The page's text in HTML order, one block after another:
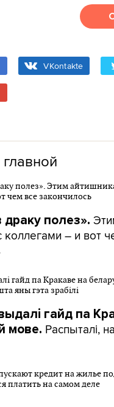
VKontakte
полез».
коллегами – и вот
гайд па
мове. Распыталі,